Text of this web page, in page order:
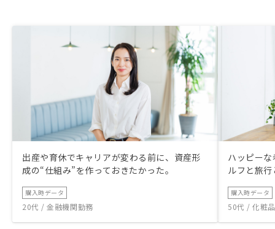
出産や育休でキャリアが変わる前に、資産形
成の“仕組み”を作っておきたかった。
購入時データ
20代 / 金融機関勤務
ハッピー
ルフと旅
購入時データ
50代 / 化粧